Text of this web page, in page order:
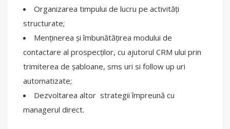
Organizarea timpului de lucru pe activități
structurate;
Menținerea și îmbunătățirea modului de
contactare al prospecților, cu ajutorul CRM ului prin
trimiterea de șabloane, sms uri si follow up uri
automatizate;
Dezvoltarea altor strategii împreună cu
managerul direct.